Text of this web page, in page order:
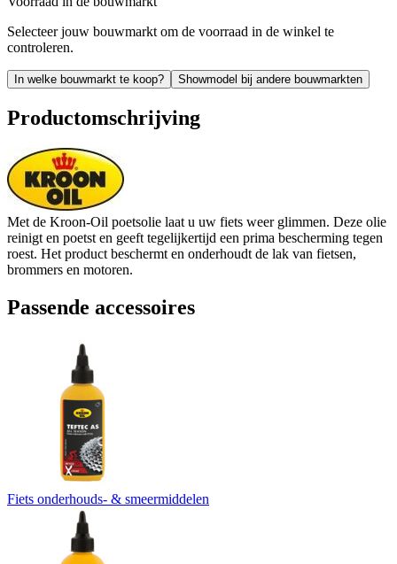
Selecteer jouw bouwmarkt om de voorraad in de winkel te
controleren.
In welke bouwmarkt te koop? Showmodel bij andere bouwmarkten
Productomschrijving
Met de Kroon-Oil poetsolie laat u uw fiets weer glimmen. Deze olie
reinigt en poetst en geeft tegelijkertijd een prima bescherming tegen
roest. Het product beschermt en onderhoudt de lak van fietsen,
brommers en motoren.
Passende accessoires
Fiets onderhouds- & smeermiddelen